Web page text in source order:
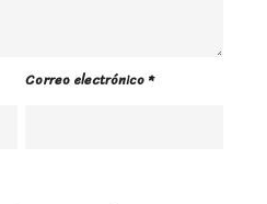
Correo electrónico*